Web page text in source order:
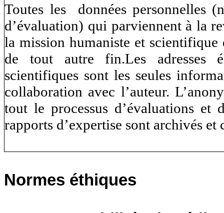
Toutes les données personnelles
d’évaluation) qui parviennent à la
la mission humaniste et
de tout autre fin.Les adresses
scientifiques sont les seules
collaboration avec l’auteur.
tout le processus d’évaluations et
rapports d’expertise sont archivés
Normes éthiques